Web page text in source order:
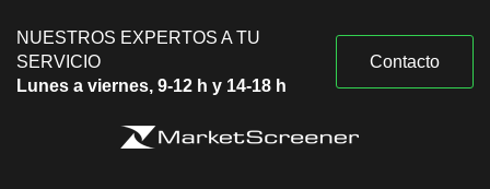
NUESTROS EXPERTOS A TU
SERVICIO
Lunes a viernes, 9-12 h y 14-18 h
Contacto